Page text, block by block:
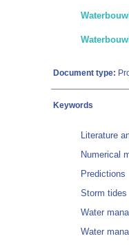
Document type:
Keywords
Literature
Numerical
Predictions
Storm tides
Water
Water